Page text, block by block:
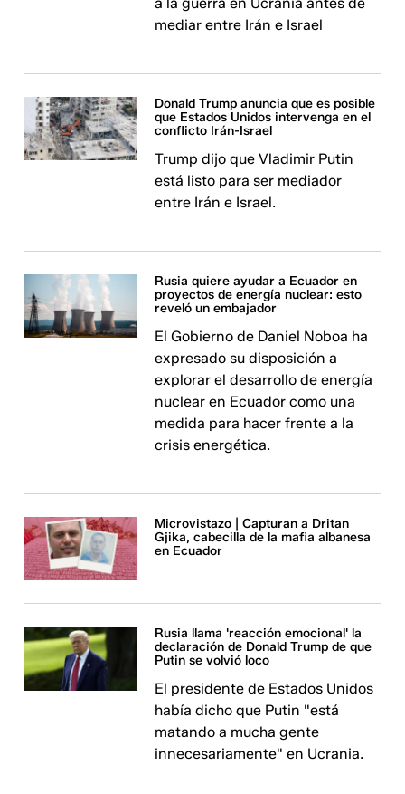
mediar entre Irán e Israel
Donald Trump anuncia que es posible
que Estados Unidos intervenga en el
conflicto Irán-Israel
Trump dijo que Vladimir Putin
está listo para ser mediador
entre Irán e Israel.
Rusia quiere ayudar a Ecuador en
proyectos de energía nuclear: esto
reveló un embajador
El Gobierno de Daniel Noboa ha
expresado su disposición a
explorar el desarrollo de energía
nuclear en Ecuador como una
medida para hacer frente a la
crisis energética.
Microvistazo | Capturan a Dritan
Gjika, cabecilla de la mafia albanesa
en Ecuador
Rusia llama 'reacción emocional' la
declaración de Donald Trump de que
Putin se volvió loco
El presidente de Estados Unidos
había dicho que Putin "está
matando a mucha gente
innecesariamente" en Ucrania.